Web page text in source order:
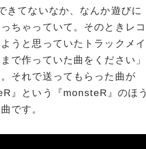
きてないなか、なんか遊びに
ちゃっていて。そのときレコ
うと思っていたトラックメイ
で作っていた曲をください」
それで送ってもらった曲が
』という『monsteR』のほ
です。